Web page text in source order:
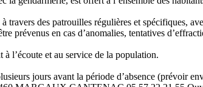
des patrouilles régulières et spécifiques,
prévenus en cas d’anomalies, tentatives
l’écoute et au service de la population.
jours avant la période d’absence (prévoir